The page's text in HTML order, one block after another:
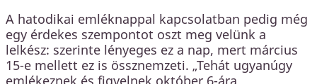
A hatodikai emléknappal kapcsolatban pedig még
egy érdekes szempontot oszt meg velünk a
lelkész: szerinte lényeges ez a nap, mert március
15-e mellett ez is össznemzeti. „Tehát ugyanúgy
emlékeznek és figyelnek október 6-ára